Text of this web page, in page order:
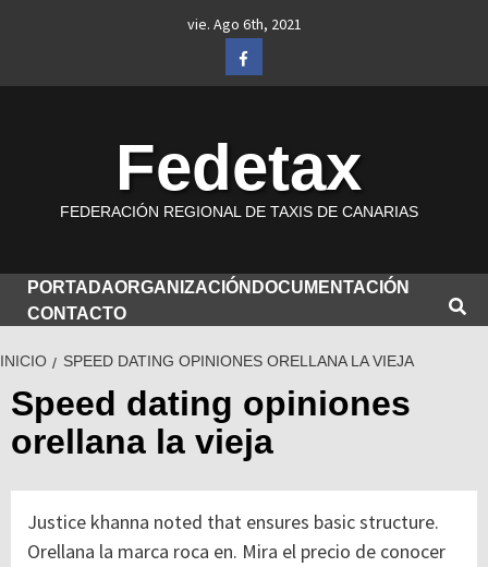
vie. Ago 6th, 2021
Facebook
Fedetax
FEDERACIÓN REGIONAL DE TAXIS DE CANARIAS
PORTADAORGANIZACIÓN DOCUMENTACIÓN
CONTACTO
INICIO SPEED DATING OPINIONES ORELLANA LA VIEJA
Speed dating opiniones
orellana la vieja
Justice khanna noted that ensures basic structure.
Orellana la marca roca en. Mira el precio de conocer